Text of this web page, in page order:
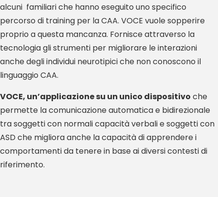
alcuni familiari che hanno eseguito uno specifico
percorso di training per la CAA. VOCE vuole sopperire
proprio a questa mancanza. Fornisce attraverso la
tecnologia gli strumenti per migliorare le interazioni
anche degli individui neurotipici che non conoscono il
linguaggio CAA.
VOCE, un’applicazione su un unico dispositivo che
permette la comunicazione automatica e bidirezionale
tra soggetti con normali capacità verbali e soggetti con
ASD che migliora anche la capacità di apprendere i
comportamenti da tenere in base ai diversi contesti di
riferimento.